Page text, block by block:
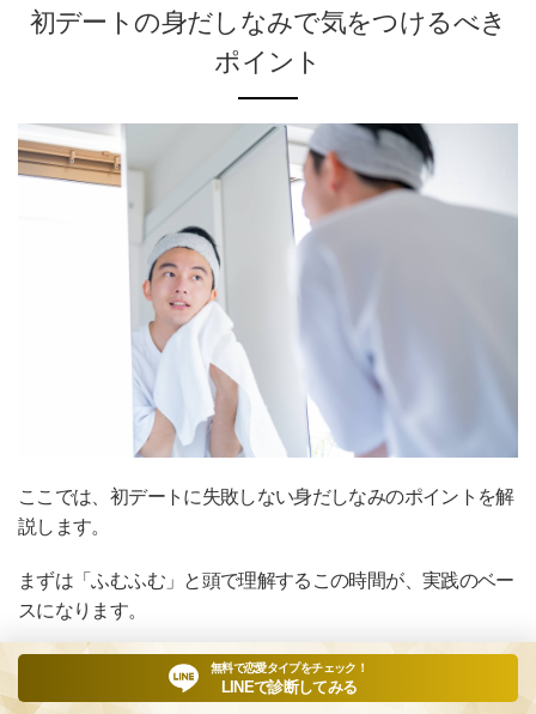
初デートの身だしなみで気をつけるべき
ポイント
ここでは、初デートに失敗しない身だしなみのポイントを解
説します。
まずは「ふむふむ」と頭で理解するこの時間が、実践のベー
スになります。
服装はTPOと清潔感を重視する
無料で恋愛タイプをチェック！
LINEで診断してみる